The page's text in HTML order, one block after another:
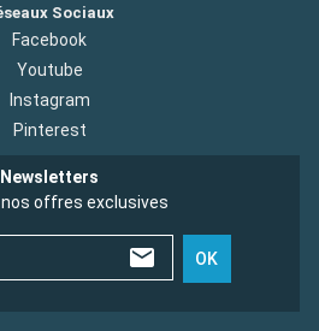
Sociaux
Facebook
Youtube
Instagram
Pinterest
Newsletters
nos offres exclusives
OK